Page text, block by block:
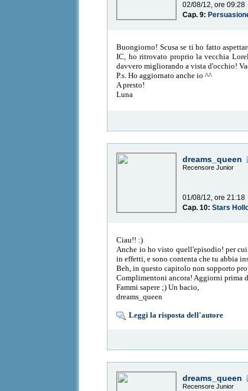
02/08/12, ore 09:28
Cap. 9:
Buongiorno! Scusa se ti ho fatto
IC, ho ritrovato proprio la vecchia
davvero migliorando a vista d'occhio!
P.s. Ho aggiornato anche io ^^
A presto!
Luna
dreams_queen
Recensore Junior
01/08/12, ore 21:18
Cap. 10:Stars
Ciau!! :)
Anche io ho visto quell'episodio! per
in effetti, e sono contenta che tu abbia
Beh, in questo capitolo non sopporto
Complimentoni ancora! Aggiorni prima
Fammi sapere ;) Un bacio,
dreams_queen
Leggi la risposta dell'autore
dreams_queen
Recensore Junior